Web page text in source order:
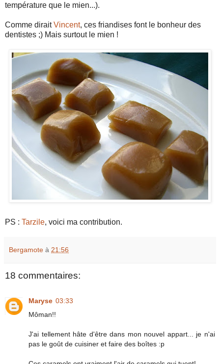
température que le mien...).
Comme diraitVincent, ces friandises font le bonheur des
dentistes ;) Mais surtout le mien !
PS : Tarzile, voici ma contribution.
Bergamote à 21:56
18 commentaires:
Maryse 03:33
Môman!!
J'ai tellement hâte d'être dans mon nouvel appart... je n'ai
pas le goût de cuisiner et faire des boîtes :p